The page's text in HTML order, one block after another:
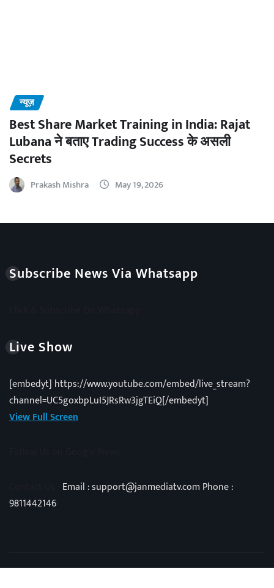
न्यूज़
Best Share Market Training in India: Rajat
Lubana ने बताए Trading Success के असली
Secrets
Prakash Mishra May 19, 2026
Subscribe News Via Whatsapp
Live Show
[embedyt] https://www.youtube.com/embed/live_stream?
channel=UC5goxbpLuI5JRsRw3jgTEiQ[/embedyt]
View Full Screen
Email : support@janmediatv.com Phone :
9811442146